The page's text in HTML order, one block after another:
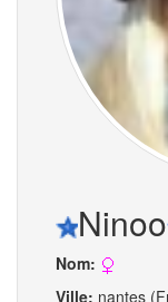
Ninoo
Nom:
Ville: nantes